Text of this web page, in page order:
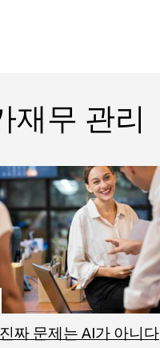
재무 관리
짜 문제는 AI가 아니다